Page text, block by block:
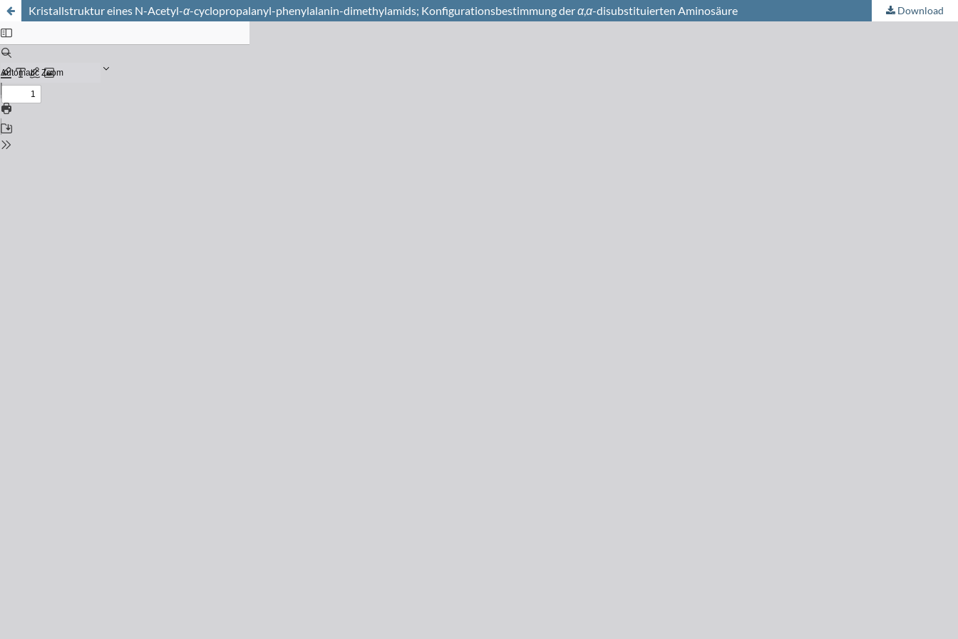
Kristallstruktur eines N-Acetyl-α-cyclopropalanyl-phenylalanin-dimethylamids; Konfigurationsbestimmung derα,α-disubstituierten Aminosäure Download